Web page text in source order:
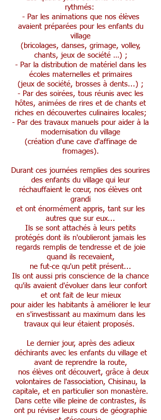
rythmés:
- Par les animations que nos élèves
avaient préparées pour les enfants du
village
(bricolages, danses, grimage, volley,
chants, jeux de société …) ;
- Par la distribution de matériel dans les
écoles maternelles et primaires
(jeux de société, brosses à dents...) ;
- Par des soirées, tous réunis avec les
hôtes, animées de rires et de chants et
riches en découvertes culinaires locales;
- Par des travaux manuels pour aider à la
modernisation du village
(création d'une cave d'affinage de
fromages).
Durant ces journées remplies des sourires
des enfants du village qui leur
réchauffaient le cœur, nos élèves ont
grandi
et ont énormément appris, tant sur les
autres que sur eux...
Ils se sont attachés à leurs petits
protégés dont ils n'oublieront jamais les
regards remplis de tendresse et de joie
quand ils recevaient,
ne fut-ce qu'un petit présent...
Ils ont aussi pris conscience de la chance
qu'ils avaient d'évoluer dans leur confort
et ont fait de leur mieux
pour aider les habitants à améliorer le leur
en s'investissant au maximum dans les
travaux qui leur étaient proposés.
Le dernier jour, après des adieux
déchirants avec les enfants du village et
avant de reprendre la route,
nos élèves ont découvert, grâce à deux
volontaires de l'association, Chisinau, la
capitale, et en particulier son monastère.
Dans cette ville pleine de contrastes, ils
ont pu réviser leurs cours de géographie